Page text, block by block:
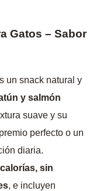
Gatos – Sabor
un snack natural y
y salmón
suave y su
perfecto o un
diaria.
sin
, e incluyen